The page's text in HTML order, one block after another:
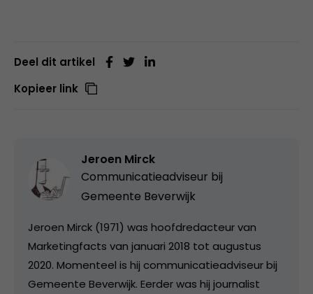
Deel dit artikel
Kopieer link
Jeroen Mirck
Communicatieadviseur bij
Gemeente Beverwijk
Jeroen Mirck (1971) was hoofdredacteur van
Marketingfacts van januari 2018 tot augustus
2020. Momenteel is hij communicatieadviseur bij
Gemeente Beverwijk. Eerder was hij journalist